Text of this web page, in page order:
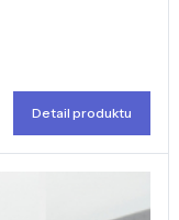
Detail produktu